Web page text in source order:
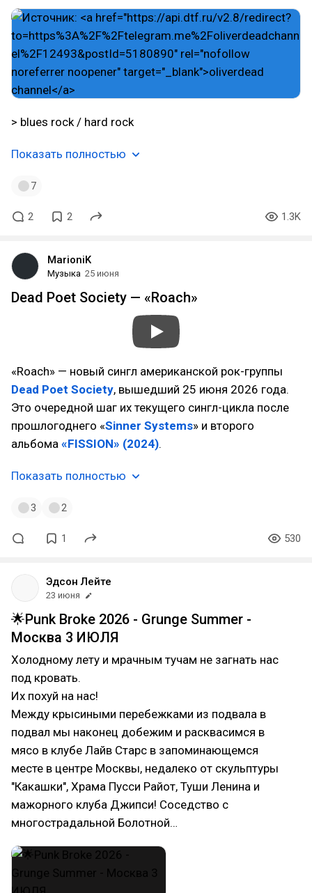
> blues rock / hard rock
Показать полностью
7
2 2 1.3K
MarioniK
Музыка 25 июня
Dead Poet Society — «Roach»
«Roach» — новый сингл американской рок-группы
Dead Poet Society, вышедший 25 июня 2026 года.
Это очередной шаг их текущего сингл-цикла после
прошлогоднего «Sinner Systems» и второго
альбома «FISSION» (2024).
Показать полностью
3 2
1 530
Эдсон Лейте
23 июня
🌟Punk Broke 2026 - Grunge Summer -
Москва 3 ИЮЛЯ
Холодному лету и мрачным тучам не загнать нас
под кровать.
Их похуй на нас!
Между крысиными перебежками из подвала в
подвал мы наконец добежим и расквасимся в
мясо в клубе Лайв Старс в запоминающемся
месте в центре Москвы, недалеко от скульптуры
"Какашки", Храма Пусси Райот, Туши Ленина и
мажорного клуба Джипси! Соседство с
многострадальной Болотной…